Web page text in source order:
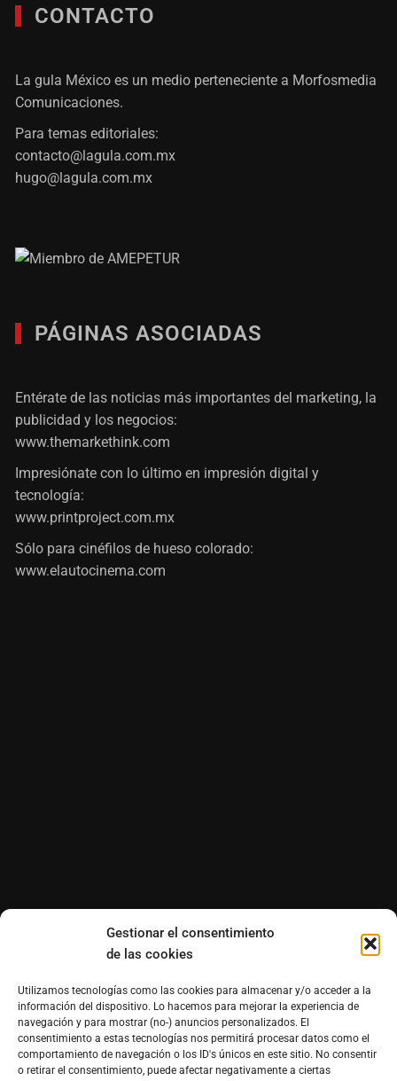
Gestionar el consentimiento
de las cookies
Utilizamos tecnologías como las cookies para almacenar y/o acceder a la
información del dispositivo. Lo hacemos para mejorar la experiencia de
navegación y para mostrar (no-) anuncios personalizados. El
consentimiento a estas tecnologías nos permitirá procesar datos como el
comportamiento de navegación o los ID's únicos en este sitio. No consentir
o retirar el consentimiento, puede afectar negativamente a ciertas
CONTACTO
La gula México es un medio perteneciente a Morfosmedia
Comunicaciones.
Para temas editoriales:
contacto@lagula.com.mx
hugo@lagula.com.mx
PÁGINAS ASOCIADAS
Entérate de las noticias más importantes del marketing, la
publicidad y los negocios:
www.themarkethink.com
Impresiónate con lo último en impresión digital y
tecnología:
www.printproject.com.mx
Sólo para cinéfilos de hueso colorado:
www.elautocinema.com